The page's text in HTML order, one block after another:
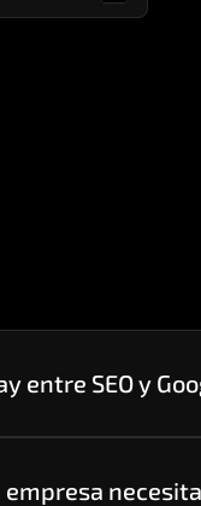
entre SEO y
tráfico orgánico
suficientes